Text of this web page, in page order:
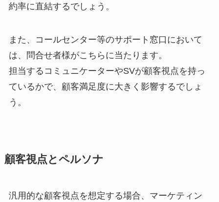
約率に直結するでしょう。
また、コールセンター等のサポート窓口において
は、問合せ者様がこちらに当たります。
担当するコミュニケーターやSVが顧客視点を持っ
ているかで、顧客満足度に大きく影響するでしょ
う。
顧客視点とペルソナ
汎用的な顧客視点を想定する場合、マーケティン